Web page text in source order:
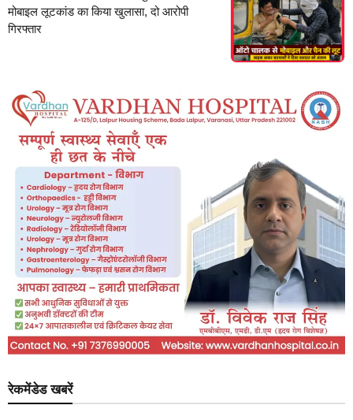
मोबाइल लूटकांड का किया खुलासा, दो आरोपी
गिरफ्तार
रेकमेंडेड खबरें